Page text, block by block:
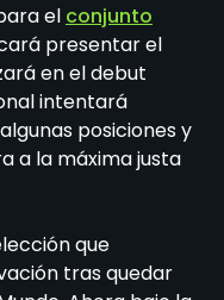
el conjunto
presentar el
en el debut
intentará
posiciones y
a la máxima justa
que
tras quedar